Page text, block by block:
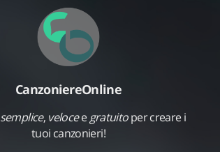
CanzoniereOnline
semplice, veloceegratuitoper creare i
tuoi canzonieri!